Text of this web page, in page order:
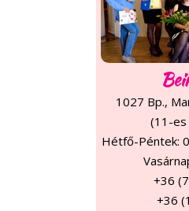
1027 Bp.,
(11-es
Hétfő-Péntek:
+36
+36